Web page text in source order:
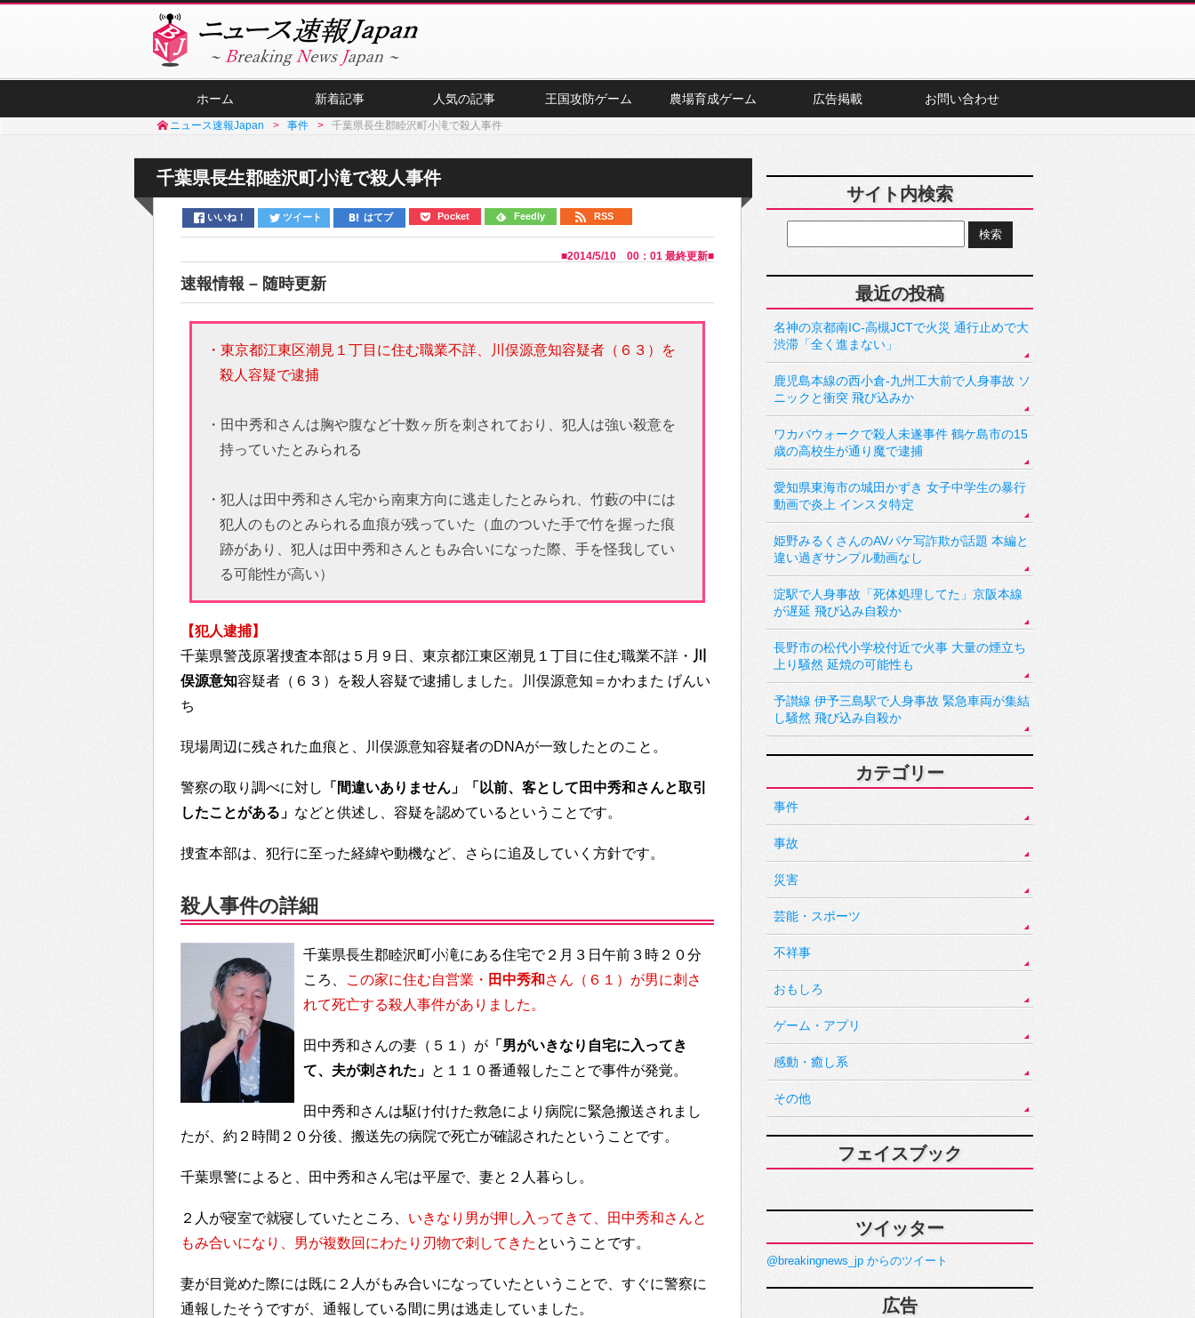
ホーム 新着記事 人気の記事 王国攻防ゲーム 農場育成ゲーム 広告掲載 お問い合わせ
ニュース速報Japan 事件 千葉県長生郡睦沢町小滝で殺人事件
千葉県長生郡睦沢町小滝で殺人事件
いいね！ ツイート はてブ Pocket Feedly RSS
■2014/5/10 00：01 最終更新■
速報情報 – 随時更新
・東京都江東区潮見１丁目に住む職業不詳、川俣源意知容疑者（６３）を
殺人容疑で逮捕
・田中秀和さんは胸や腹など十数ヶ所を刺されており、犯人は強い殺意を
持っていたとみられる
・犯人は田中秀和さん宅から南東方向に逃走したとみられ、竹藪の中には
犯人のものとみられる血痕が残っていた（血のついた手で竹を握った痕
跡があり、犯人は田中秀和さんともみ合いになった際、手を怪我してい
る可能性が高い）
【犯人逮捕】
千葉県警茂原署捜査本部は５月９日、東京都江東区潮見１丁目に住む職業不詳・ 川
俣源意知容疑者（６３）を殺人容疑で逮捕しました。川俣源意知＝かわまた げんい
ち
現場周辺に残された血痕と、川俣源意知容疑者のDNAが一致したとのこと。
警察の取り調べに対し
「間違いありません」「以前、客として田中秀和さんと取引
したことがある」 などと供述し、容疑を認めているということです。
捜査本部は、犯行に至った経緯や動機など、さらに追及していく方針です。
殺人事件の詳細
千葉県長生郡睦沢町小滝にある住宅で２月３日午前３時２０分
ころ、
この家に住む自営業・ 田中秀和 さん（６１）が男に刺さ
れて死亡する殺人事件がありました。
田中秀和さんの妻（５１）が 「男がいきなり自宅に入ってき
て、夫が刺された」
と１１０番通報したことで事件が発覚。
田中秀和さんは駆け付けた救急により病院に緊急搬送されまし
たが、約２時間２０分後、搬送先の病院で死亡が確認されたということです。
千葉県警によると、田中秀和さん宅は平屋で、妻と２人暮らし。
２人が寝室で就寝していたところ、 いきなり男が押し入ってきて、田中秀和さんと
もみ合いになり、男が複数回にわたり刃物で刺してきた ということです。
妻が目覚めた際には既に２人がもみ合いになっていたということで、すぐに警察に
通報したそうですが、通報している間に男は逃走していました。
サイト内検索
最近の投稿
名神の京都南IC-高槻JCTで火災 通行止めで大
渋滞「全く進まない」
鹿児島本線の西小倉-九州工大前で人身事故 ソ
ニックと衝突 飛び込みか
ワカバウォークで殺人未遂事件 鶴ケ島市の15
歳の高校生が通り魔で逮捕
愛知県東海市の城田かずき 女子中学生の暴行
動画で炎上 インスタ特定
姫野みるくさんのAVパケ写詐欺が話題 本編と
違い過ぎサンプル動画なし
淀駅で人身事故「死体処理してた」京阪本線
が遅延 飛び込み自殺か
長野市の松代小学校付近で火事 大量の煙立ち
上り騒然 延焼の可能性も
予讃線 伊予三島駅で人身事故 緊急車両が集結
し騒然 飛び込み自殺か
カテゴリー
事件
事故
災害
芸能・スポーツ
不祥事
おもしろ
ゲーム・アプリ
感動・癒し系
その他
フェイスブック
ツイッター
@breakingnews_jp からのツイート
広告